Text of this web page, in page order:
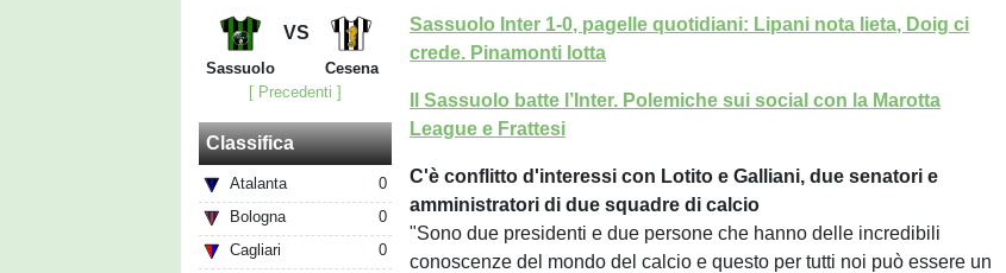
VS
Sassuolo
Cesena
[ Precedenti ]
Classifica
Atalanta
0
Bologna
0
Cagliari
0
Sassuolo Inter 1-0, pagelle quotidiani: Lipani nota lieta, Doig ci
crede. Pinamonti lotta
Il Sassuolo batte l’Inter. Polemiche sui social con la Marotta
League e Frattesi
C'è conflitto d'interessi con Lotito e Galliani, due senatori e
amministratori di due squadre di calcio
"Sono due presidenti e due persone che hanno delle incredibili
conoscenze del mondo del calcio e questo per tutti noi può essere un